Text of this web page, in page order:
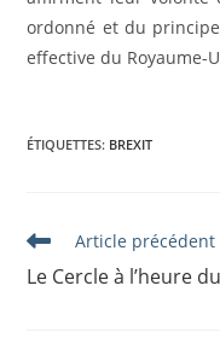
ordonné et du
effective du Royaume-
ÉTIQUETTES: BREXIT
Read
articles
Article précédent
Le Cercle à l’heure